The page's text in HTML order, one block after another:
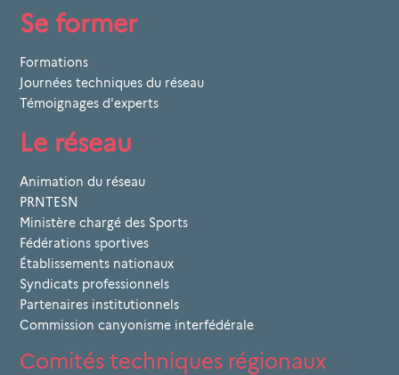
Se former
Formations
Journées techniques du réseau
Témoignages d'experts
Le réseau
Animation du réseau
PRNTESN
Ministère chargé des Sports
Fédérations sportives
Établissements nationaux
Syndicats professionnels
Partenaires institutionnels
Commission canyonisme interfédérale
Comités techniques régionaux